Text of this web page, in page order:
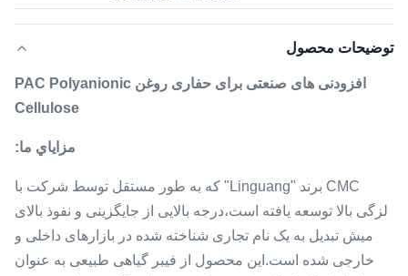
توضیحات محصول
افزودنی های صنعتی برای حفاری روغن PAC Polyanionic
Cellulose
مزاياي ما:
CMC برند "Linguang" که به طور مستقل توسط شرکت با
لزگی بالا توسعه یافته است،درجه بالایی از جایگزینی و نفوذ بالای
میش تبدیل به یک نام تجاری شناخته شده در بازارهای داخلی و
خارجی شده است.این محصول از فیبر گیاهی طبیعی به عنوان